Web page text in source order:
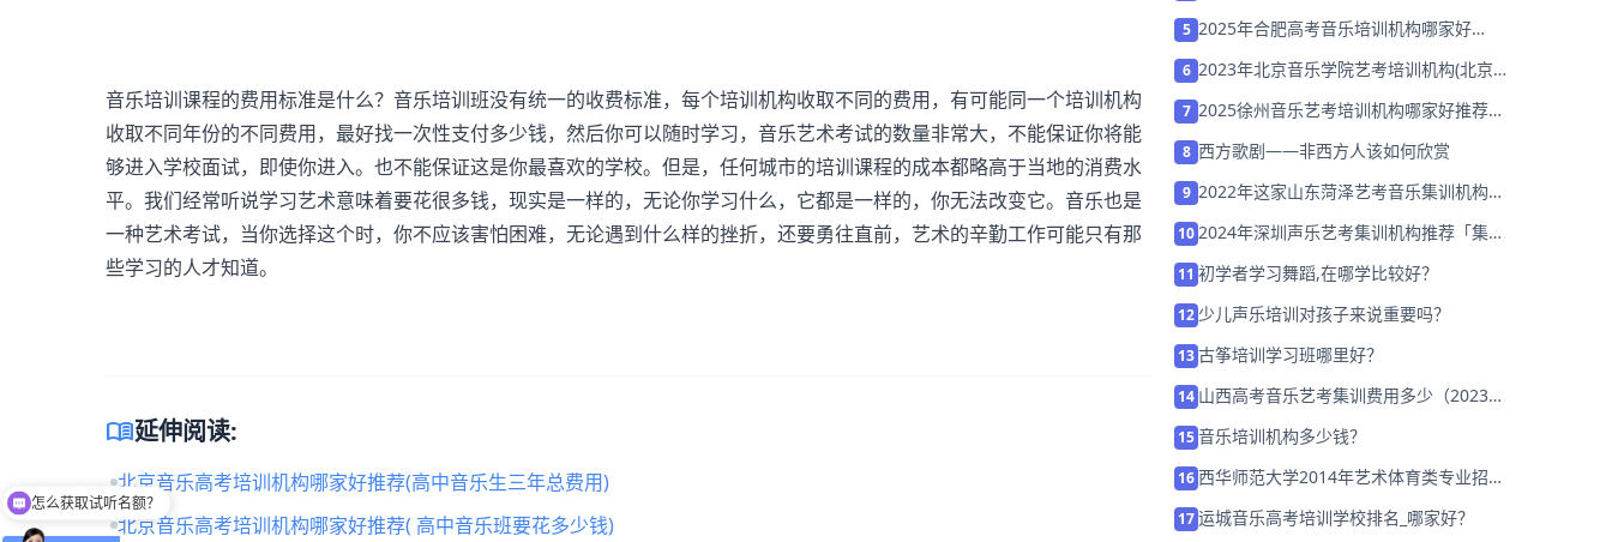
音乐培训课程的费用标准是什么？音乐培训班没有统一的收费标准，每个培训机构收取不同的费用，有可能同一个培训机构
收取不同年份的不同费用，最好找一次性支付多少钱，然后你可以随时学习，音乐艺术考试的数量非常大，不能保证你将能
够进入学校面试，即使你进入。也不能保证这是你最喜欢的学校。但是，任何城市的培训课程的成本都略高于当地的消费水
平。我们经常听说学习艺术意味着要花很多钱，现实是一样的，无论你学习什么，它都是一样的，你无法改变它。音乐也是
一种艺术考试，当你选择这个时，你不应该害怕困难，无论遇到什么样的挫折，还要勇往直前，艺术的辛勤工作可能只有那
些学习的人才知道。
menu_book延伸阅读:
北京音乐高考培训机构哪家好推荐(高中音乐生三年总费用)
北京音乐高考培训机构哪家好推荐( 高中音乐班要花多少钱)
5 2025年合肥高考音乐培训机构哪家好
6 2023年北京音乐学院艺考培训机构(北京
7 2025徐州音乐艺考培训机构哪家好推荐
8 西方歌剧——非西方人该如何欣赏
9 2022年这家山东菏泽艺考音乐集训机构
102024年深圳声乐艺考集训机构推荐「集训
11 初学者学习舞蹈,在哪学比较好？
12 少儿声乐培训对孩子来说重要吗？
13古筝培训学习班哪里好？
14 山西高考音乐艺考集训费用多少（2023年
15音乐培训机构多少钱？
16西华师范大学2014年艺术体育类专业招生
17运城音乐高考培训学校排名_哪家好？
留下【姓名】 【微信】即获取免费试听名额